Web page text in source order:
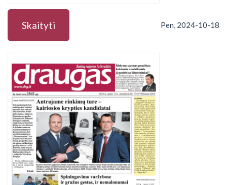
Skaityti Pen, 2024-10-18